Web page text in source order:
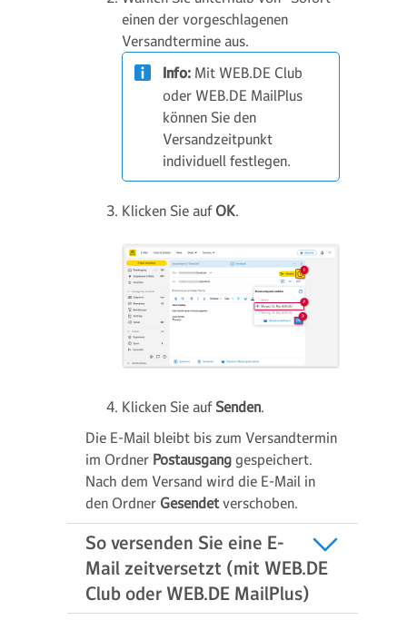
einen der vorgeschlagenen
Versandtermine aus.
Info: Mit WEB.DE Club
oder WEB.DE MailPlus
können Sie den
Versandzeitpunkt
individuell festlegen.
Klicken Sie auf OK.
Klicken Sie auf Senden.
Die E-Mail bleibt bis zum Versandtermin
im Ordner Postausgang gespeichert.
Nach dem Versand wird die E-Mail in
den Ordner Gesendetverschoben.
So versenden Sie eine E-
Mail zeitversetzt (mit WEB.DE
Club oder WEB.DE MailPlus)